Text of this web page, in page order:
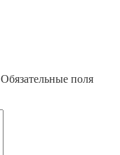
Обязательные поля